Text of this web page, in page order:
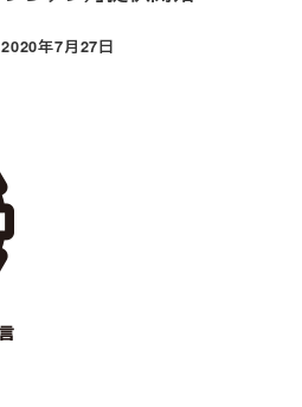
投稿日
2020年7月27日